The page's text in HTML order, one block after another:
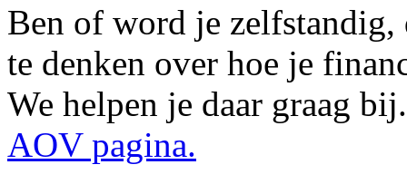
Ben of word je zelfstandig,
te denken over hoe je
We helpen je daar graag
AOV pagina.